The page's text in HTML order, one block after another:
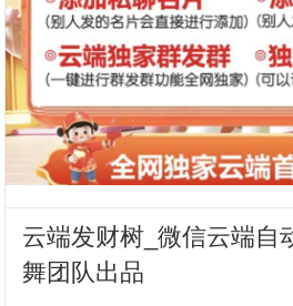
云端发财树_微信云端自
舞团队出品